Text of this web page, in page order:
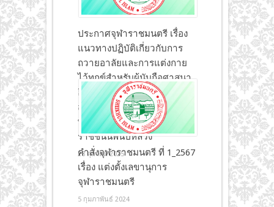
ประกาศจุฬาราชมนตรี เรื่อง
แนวทางปฏิบัติเกี่ยวกับการ
ถวายอาลัยและการแต่งกาย
ไว้ทุกข์สำหรับผู้นับถือศาสนา
อิสลามต่อการสวรรคตของ
สมเด็จพระนางเจ้าสิริกิติ์
พระบรมราชินีนาถ พระบรม
ราชชนนีพันปีหลวง
28 ตุลาคม 2025
คำสั่งจุฬาราชมนตรี ที่ 1_2567
เรื่อง แต่งตั้งเลขานุการ
จุฬาราชมนตรี
5 กุมภาพันธ์ 2024